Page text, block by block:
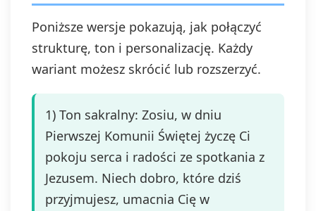
Poniższe wersje pokazują, jak połączyć
strukturę, ton i personalizację. Każdy
wariant możesz skrócić lub rozszerzyć.
1) Ton sakralny: Zosiu, w dniu
Pierwszej Komunii Świętej życzę Ci
pokoju serca i radości ze spotkania z
Jezusem. Niech dobro, które dziś
przyjmujesz, umacnia Cię w